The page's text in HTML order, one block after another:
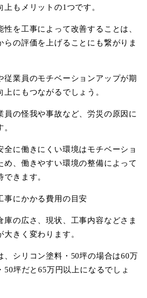
上もメリットの1 つです。
性を工事によって改善することは、
らの評価を上げることにも繋がりま
従業員のモチベーションアップが期
にもつながるでしょう。
員の怪我や事故など、労災の原因に
全に働きにくい環境はモチベーショ
め、働きやすい環境の整備によって
きます。
事にかかる費用の目安
庫の広さ、現状、工事内容などさま
きく変わります。
、シリコン塗料・ 50坪の場合は60万
50坪だと65万円以上になるでしょ